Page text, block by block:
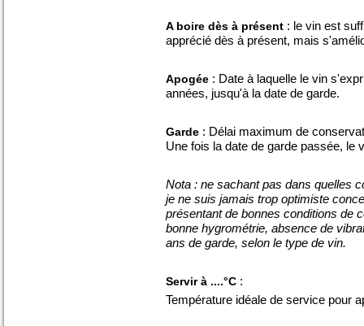
A boire dès à présent : le vin est
apprécié dès à présent, mais
Apogée: Date à laquelle le vin
années, jusqu'à la date de garde.
Garde: Délai maximum de
Une fois la date de garde passée, le
Nota : ne sachant pas dans quelles
je ne suis jamais trop optimiste
présentant de bonnes conditions de
bonne hygrométrie, absence de
ans de garde, selon le type de vin.
Servir à ....°C :
Température idéale de service pour